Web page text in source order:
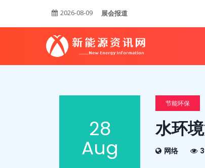
2026-08-09 展会报道
28
Aug
节能环保
水环
网络